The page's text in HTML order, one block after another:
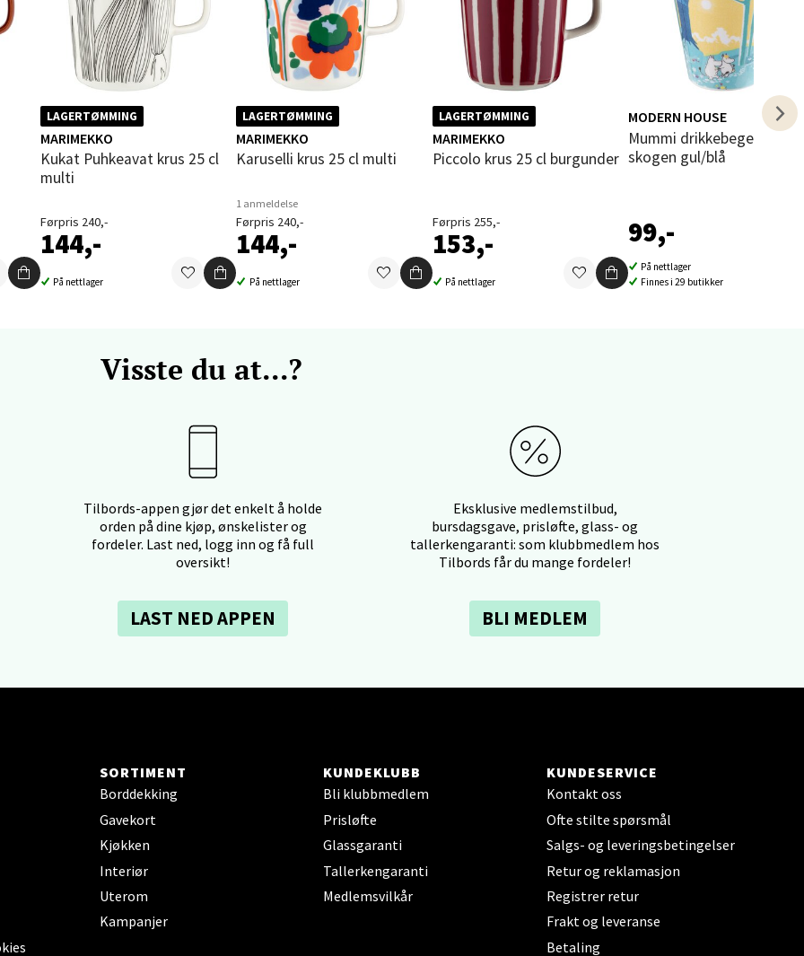
LAGERTØMMING
MARIMEKKO
Kukat Puhkeavat krus 25 cl
multi
Førpris 240,-
144,-
På nettlager
LAGERTØMMING
MARIMEKKO
Karuselli krus 25 cl multi
1 anmeldelse
Førpris 240,-
144,-
På nettlager
LAGERTØMMING
MARIMEKKO
Piccolo krus 25 cl burgunder
Førpris 255,-
153,-
På nettlager
MODERN HOUSE
Mummi drikkebeger 30 cl i
skogen gul/blå
99,-
På nettlager
Finnes i 29 butikker
Visste du at...?
Tilbords-appen gjør det enkelt å holde
orden på dine kjøp, ønskelister og
fordeler. Last ned, logg inn og få full
oversikt!
LAST NED APPEN
Eksklusive medlemstilbud,
bursdagsgave, prisløfte, glass- og
tallerkengaranti: som klubbmedlem hos
Tilbords får du mange fordeler!
BLI MEDLEM
SORTIMENT
Borddekking
Gavekort
Kjøkken
Interiør
Uterom
Kampanjer
KUNDEKLUBB
Bli klubbmedlem
Prisløfte
Glassgaranti
Tallerkengaranti
Medlemsvilkår
KUNDESERVICE
Kontakt oss
Ofte stilte spørsmål
Salgs- og leveringsbetingelser
Retur og reklamasjon
Registrer retur
Frakt og leveranse
Betaling
Sunndalsvegen 3, 7340 Oppdal
10-19
- Thon Senter Orkanger
Orkanger, Orkdalsveien 113, 7300 Orkanger
dag 09-20
7, 1338 Sandvika
- Thon Senter Sartor
12, 5353 Straume
10-21
- Sirkus Shopping
5, 7044 Trondheim
Thon Senter Ski
Jernbanesvingen 6, 1400 Ski
10-21
Velg